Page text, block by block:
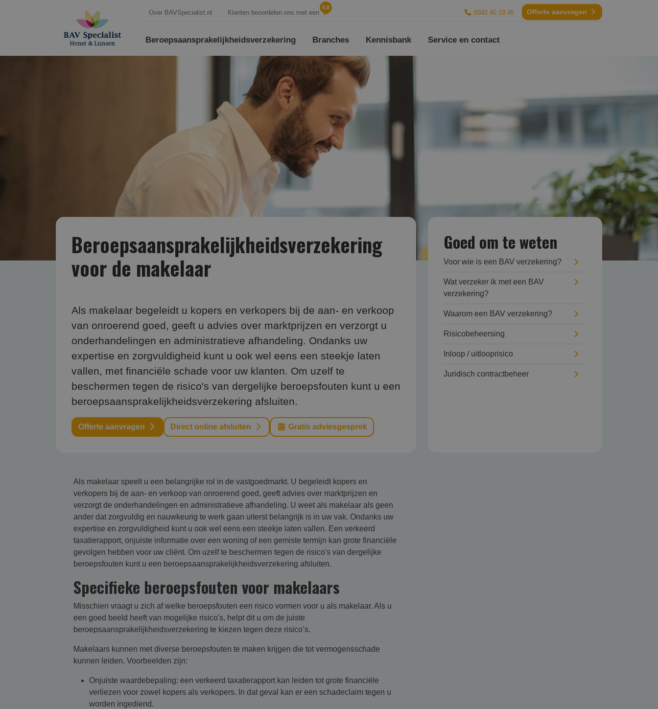
Over BAVSpecialist.nl Klanten beoordelen ons met een
9.8
0342 40 19 45 Offerte aanvragen
Beroepsaansprakelijk­heids­verzekering Branches Kennisbank Service en contact
Beroepsaansprakelijk­heids­verzekering
voor de makelaar
Als makelaar begeleidt u kopers en verkopers bij de aan- en verkoop
van onroerend goed, geeft u advies over marktprijzen en verzorgt u
onderhandelingen en administratieve afhandeling. Ondanks uw
expertise en zorgvuldigheid kunt u ook wel eens een steekje laten
vallen, met financiële schade voor uw klanten. Om uzelf te
beschermen tegen de risico's van dergelijke beroepsfouten kunt u een
beroepsaansprakelijkheidsverzekering afsluiten.
Offerte aanvragen Direct online afsluiten Gratis adviesgesprek
Goed om te weten
Voor wie is een BAV verzekering?
Wat verzeker ik met een BAV
verzekering?
Waarom een BAV verzekering?
Risicobeheersing
Inloop / uitlooprisico
Juridisch contractbeheer
Als makelaar speelt u een belangrijke rol in de vastgoedmarkt. U begeleidt kopers en
verkopers bij de aan- en verkoop van onroerend goed, geeft advies over marktprijzen en
verzorgt de onderhandelingen en administratieve afhandeling. U weet als makelaar als geen
ander dat zorgvuldig en nauwkeurig te werk gaan uiterst belangrijk is in uw vak. Ondanks uw
expertise en zorgvuldigheid kunt u ook wel eens een steekje laten vallen. Een verkeerd
taxatierapport, onjuiste informatie over een woning of een gemiste termijn kan grote financiële
gevolgen hebben voor uw cliënt. Om uzelf te beschermen tegen de risico's van dergelijke
beroepsfouten kunt u een beroepsaansprakelijkheidsverzekering afsluiten.
Specifieke beroepsfouten voor makelaars
Misschien vraagt u zich af welke beroepsfouten een risico vormen voor u als makelaar. Als u
een goed beeld heeft van mogelijke risico's, helpt dit u om de juiste
beroepsaansprakelijkheidsverzekering te kiezen tegen deze risico’s.
Makelaars kunnen met diverse beroepsfouten te maken krijgen die tot vermogensschade
kunnen leiden. Voorbeelden zijn:
Onjuiste waardebepaling: een verkeerd taxatierapport kan leiden tot grote financiële
verliezen voor zowel kopers als verkopers. In dat geval kan er een schadeclaim tegen u
worden ingediend.